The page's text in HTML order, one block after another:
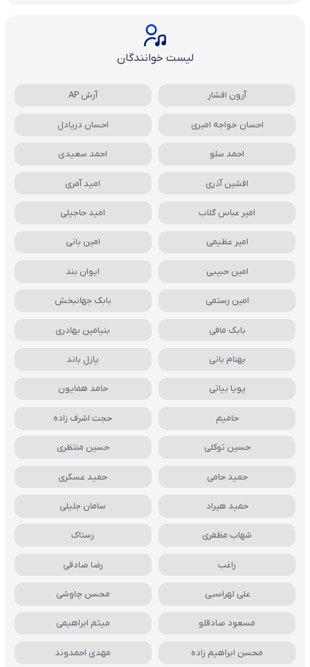
لیست خوانندگان
آرون افشار آرش AP
احسان خواجه امیری احسان دریادل
احمد سلو احمد سعیدی
افشین آذری امید آمری
امیر عباس گلاب امید حاجیلی
امیر عظیمی امین بانی
امین حبیبی ایوان بند
امین رستمی بابک جهانبخش
بابک مافی بنیامین بهادری
بهنام بانی پازل باند
پویا بیاتی حامد همایون
حامیم حجت اشرف زاده
حسین توکلی حسین منتظری
حمید حامی حمید عسکری
حمید هیراد سامان جلیلی
شهاب مظفری رستاک
راغب رضا صادقی
علی لهراسبی محسن چاوشی
مسعود صادقلو میثم ابراهیمی
محسن ابراهیم زاده مهدی احمدوند